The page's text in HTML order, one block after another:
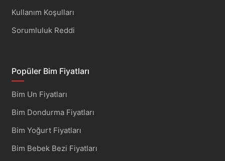
Kullanım Koşulları
Sorumluluk Reddi
Popüler Bim Fiyatları
Bim Un Fiyatları
Bim Dondurma Fiyatları
Bim Yoğurt Fiyatları
Bim Bebek Bezi Fiyatları